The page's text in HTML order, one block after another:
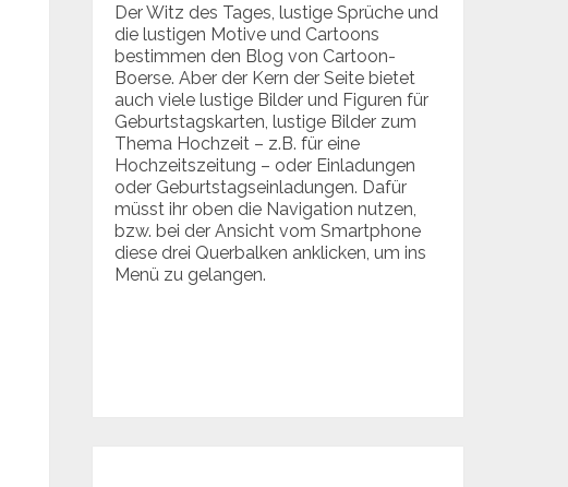
Der Witz des Tages, lustige Sprüche und
die lustigen Motive und Cartoons
bestimmen den Blog von Cartoon-
Boerse. Aber der Kern der Seite bietet
auch viele lustige Bilder und Figuren für
Geburtstagskarten, lustige Bilder zum
Thema Hochzeit – z.B. für eine
Hochzeitszeitung – oder Einladungen
oder Geburtstagseinladungen. Dafür
müsst ihr oben die Navigation nutzen,
bzw. bei der Ansicht vom Smartphone
diese drei Querbalken anklicken, um ins
Menü zu gelangen.